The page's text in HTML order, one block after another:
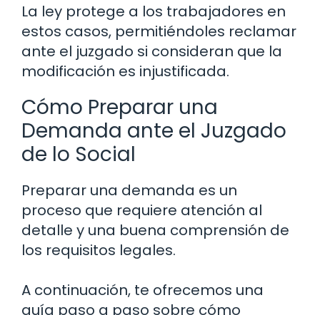
La ley protege a los trabajadores en
estos casos, permitiéndoles reclamar
ante el juzgado si consideran que la
modificación es injustificada.
Cómo Preparar una
Demanda ante el Juzgado
de lo Social
Preparar una demanda es un
proceso que requiere atención al
detalle y una buena comprensión de
los requisitos legales.
A continuación, te ofrecemos una
guía paso a paso sobre cómo